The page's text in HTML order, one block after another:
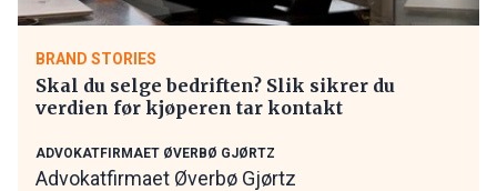
BRAND STORIES
Skal du selge bedriften? Slik sikrer du
verdien før kjøperen tar kontakt
ADVOKATFIRMAET ØVERBØ GJØRTZ
Advokatfirmaet Øverbø Gjørtz